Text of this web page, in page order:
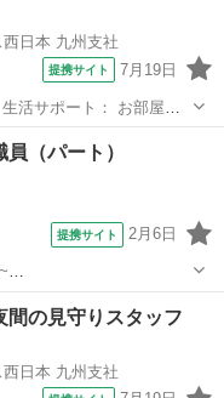
日本 九州支社
提携サイト 7月19日
活サポート： お部屋の
守り・対話： 利用者様が
レクリエーション： 季節
（パート）
提携サイト 2月6日
月/火/水/木/金/土/
佐賀...
間の見守りスタッフ
日本 九州支社